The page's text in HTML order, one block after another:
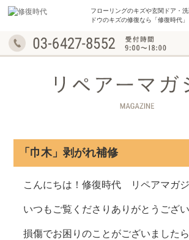
フローリングのキズや玄関ドア・洗
ドウのキズの修復なら「修復時代」
「巾木」剥がれ補修
こんにちは！修復時代 リペアマガジ
いつもご覧くださりありがとうござ
損傷でお困りのことがございましたら